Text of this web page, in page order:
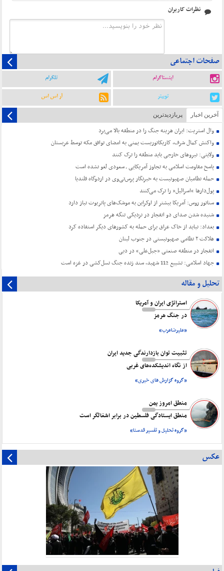
نظرات کاربران
صفحات اجتماعی
اینستاگرام تلگرام
توییتر آر اس اس
آخرین اخبار پربازدیدترین
وال استریت: ایران هزینه جنگ را در منطقه بالا می‌برد
واکنش کمال شرف، کاریکاتوریست یمنی به امضای توافق مکه توسط عربستان
ولایتی: نیروهای خارجی باید منطقه را ترک کنند
پاسخ مقاومت اسلامی به تجاوز آمریکایی ـ سعودی لغو نشده است
حمله نظامیان صهیونیست به خبرنگار پرس‌تی‌وی در اردوگاه قلندیا
پول‌دارها “اسرائیل” را ترک می‌کنند
سناتور روس: آمریکا بیشتر از اوکراین به موشک‌های پاتریوت نیاز دارد
شنیده شدن صدای دو انفجار در نزدیکی تنگه هرمز
بغداد: نباید از خاک عراق برای حمله به کشورهای دیگر استفاده کرد
هلاکت ۲ نظامی صهیونیستی در جنوب لبنان
انفجار در منطقه صنعتی «جبل‌علی» در دبی
جهاد اسلامی: تشییع 112 شهید، سند زنده جنگ نسل‌کشی در غزه است
تحلیل و مقاله
استراتژی ایران و آمریکا
در جنگ هرمز
«علیرضاعرب»
تثبیت توان بازدارندگی جدید ایران
از نگاه اندیشکده‌های غربی
«گروه گزارش های خبری»
منطق امروز یمن
منطق ایستادگی فلسطین در برابر اشغالگر است
«گروه تحلیل و تفسیر قدسنا»
عکس